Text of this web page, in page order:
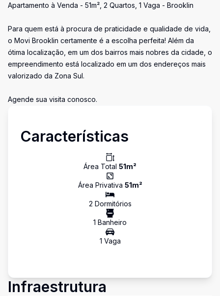
Apartamento à Venda - 51m², 2 Quartos, 1 Vaga - Brooklin
Para quem está à procura de praticidade e qualidade de vida,
o Movi Brooklin certamente é a escolha perfeita! Além da
ótima localização, em um dos bairros mais nobres da cidade, o
empreendimento está localizado em um dos endereços mais
valorizado da Zona Sul.
Agende sua visita conosco.
Características
Área Total 51m²
Área Privativa 51m²
2 Dormitórios
1 Banheiro
1 Vaga
Infraestrutura